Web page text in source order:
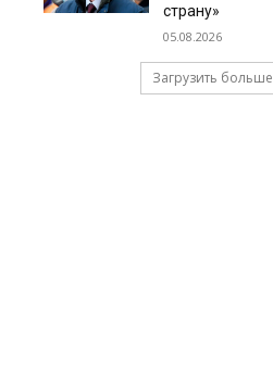
страну»
05.08.2026
Загрузить больше